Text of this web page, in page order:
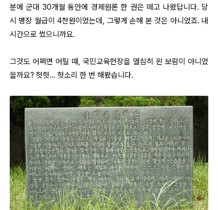
분에 군대 30개월 동안에 경제원론 한 권은 떼고 나왔답니다. 당
시 병장 월급이 4천원이었는데, 그렇게 손해 본 것은 아니었죠. 내
시간으로 썼으니까요.
그것도 어쩌면 어릴 때, 국민교육헌장을 열심히 왼 보람이 아니었
을까요? 헛헛… 헛소리 한 번 해봤습니다.